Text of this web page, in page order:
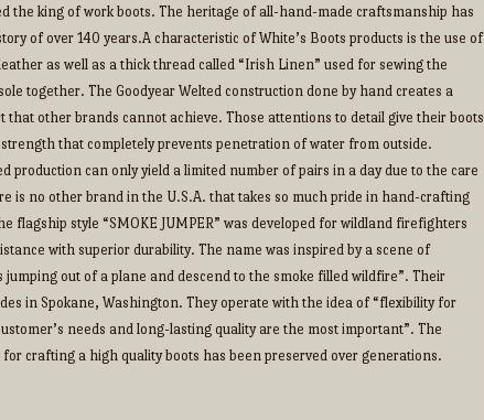
the king of work boots. The heritage of all-hand-made craftsmanship has
of over 140 years.A characteristic of White’s Boots products is the use of
as well as a thick thread called “Irish Linen” used for sewing the
together. The Goodyear Welted construction done by hand creates a
that other brands cannot achieve. Those attentions to detail give their boots
that completely prevents penetration of water from outside.
production can only yield a limited number of pairs in a day due to the care
is no other brand in the U.S.A. that takes so much pride in hand-crafting
flagship style “SMOKE JUMPER” was developed for wildland firefighters
with superior durability. The name was inspired by a scene of
out of a plane and descend to the smoke filled wildfire”. Their
in Spokane, Washington. They operate with the idea of “flexibility for
needs and long-lasting quality are the most important”. The
crafting a high quality boots has been preserved over generations.